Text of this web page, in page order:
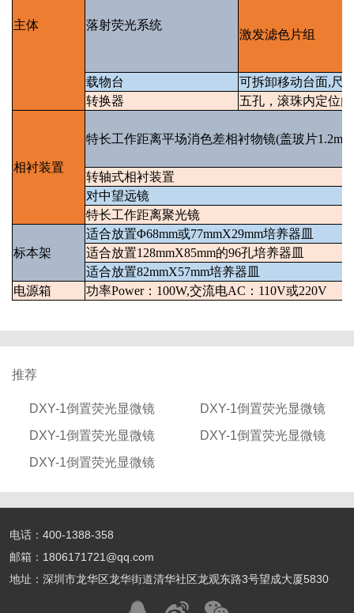
推荐
DXY-1倒置荧光显微镜
DXY-1倒置荧光显微镜
DXY-1倒置荧光显微镜
DXY-1倒置荧光显微镜
DXY-1倒置荧光显微镜
主体 落射荧光系统
激发滤色片组
载物台 可拆卸移动台面,尺
转换器
五孔，滚珠内定位
相衬装置
特长工作距离平场消色差相衬物镜(盖玻片
转轴式相衬装置
对中望远镜
特长工作距离聚光镜
标本架
适合放置Φ68mm或77mmX29mm培养器皿
适合放置128mmX85mm的96孔培养器皿
适合放置82mmX57mm培养器皿
电源箱
功率Power： 100W,交流电AC ： 110V或220V
电话：400-1388-358
邮箱：1806171721@qq.com
地址：深圳市龙华区龙华街道清华社区龙观东路3号望成大厦5830